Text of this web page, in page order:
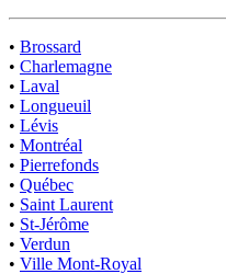
• Brossard
• Charlemagne
• Laval
• Longueuil
• Lévis
• Montréal
• Pierrefonds
• Québec
• Saint Laurent
• St-Jérôme
• Verdun
• Ville Mont-Royal